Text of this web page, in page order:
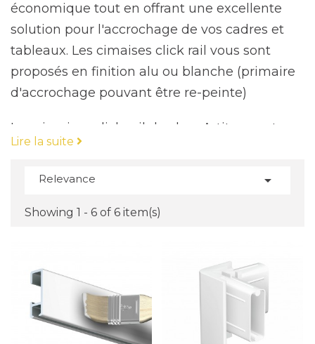
économique tout en offrant une excellente
solution pour l'accrochage de vos cadres et
tableaux. Les cimaises click rail vous sont
proposés en finition alu ou blanche (primaire
d'accrochage pouvant être re-peinte)
Les cimaises click rail de chez Artiteq sont
une solution économique et efficace pour
invisible "click and connect" qui permet une
mur, et ensuite, il vous suffit de glisser les
crochets d'accrochage dans le rail pour
accrocher vos tableaux.
Les cimaises click rail sont disponibles en
Lire la suite
Relevance 
Showing 1 - 6 of 6 item(s)